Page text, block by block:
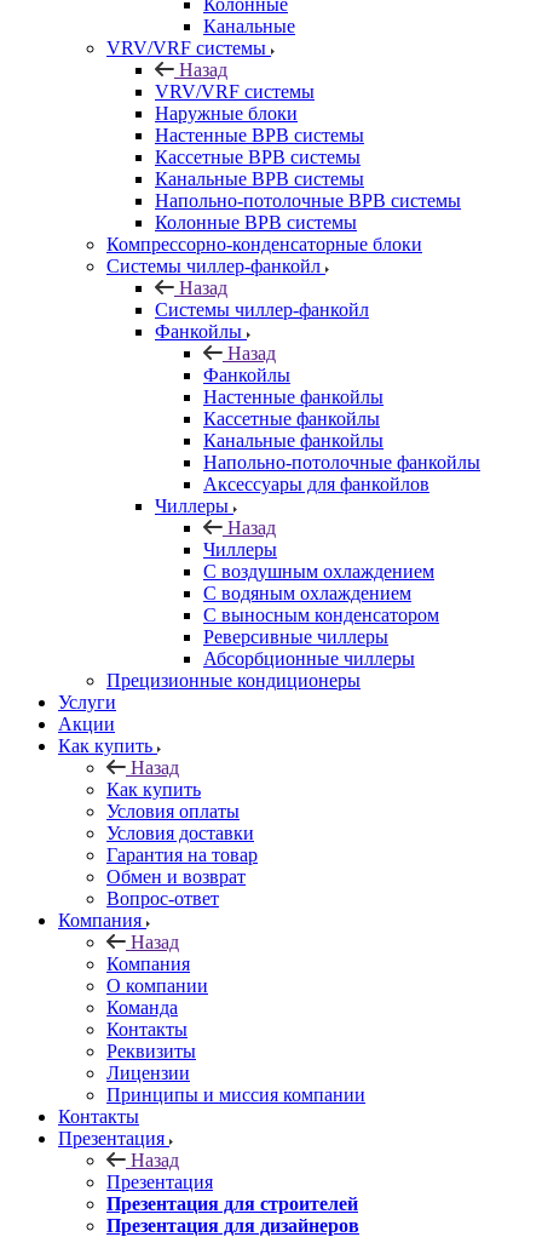
Колонные
Канальные
VRV/VRF системы
Назад
VRV/VRF системы
Наружные блоки
Настенные ВРВ системы
Кассетные ВРВ системы
Канальные ВРВ системы
Напольно-потолочные ВРВ системы
Колонные ВРВ системы
Компрессорно-конденсаторные блоки
Системы чиллер-фанкойл
Назад
Системы чиллер-фанкойл
Фанкойлы
Назад
Фанкойлы
Настенные фанкойлы
Кассетные фанкойлы
Канальные фанкойлы
Напольно-потолочные фанкойлы
Аксессуары для фанкойлов
Чиллеры
Назад
Чиллеры
С воздушным охлаждением
С водяным охлаждением
С выносным конденсатором
Реверсивные чиллеры
Абсорбционные чиллеры
Прецизионные кондиционеры
Услуги
Акции
Как купить
Назад
Как купить
Условия оплаты
Условия доставки
Гарантия на товар
Обмен и возврат
Вопрос-ответ
Компания
Назад
Компания
О компании
Команда
Контакты
Реквизиты
Лицензии
Принципы и миссия компании
Контакты
Презентация
Назад
Презентация
Презентация для строителей
Презентация для дизайнеров